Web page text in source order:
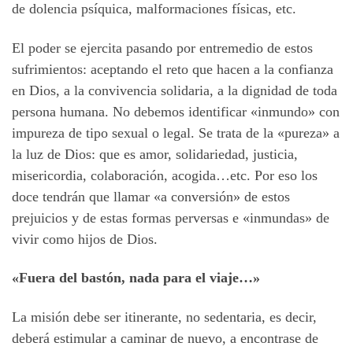
de dolencia psíquica, malformaciones físicas, etc.
El poder se ejercita pasando por entremedio de estos
sufrimientos: aceptando el reto que hacen a la confianza
en Dios, a la convivencia solidaria, a la dignidad de toda
persona humana. No debemos identificar «inmundo» con
impureza de tipo sexual o legal. Se trata de la «pureza» a
la luz de Dios: que es amor, solidariedad, justicia,
misericordia, colaboración, acogida…etc. Por eso los
doce tendrán que llamar «a conversión» de estos
prejuicios y de estas formas perversas e «inmundas» de
vivir como hijos de Dios.
«Fuera del bastón, nada para el viaje…»
La misión debe ser itinerante, no sedentaria, es decir,
deberá estimular a caminar de nuevo, a encontrase de